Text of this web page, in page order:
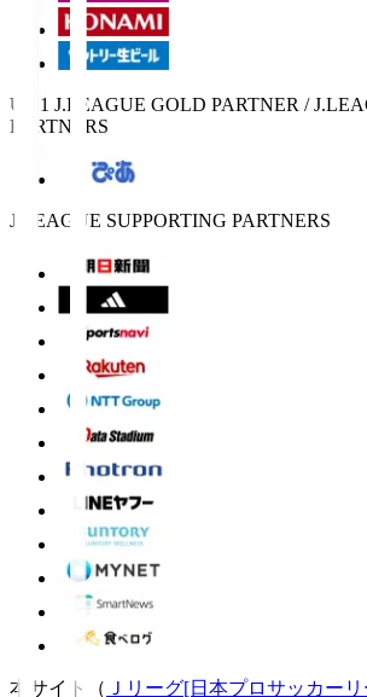
U-21 J.LEAGUE GOLD PARTNER /
PARTNERS
J.LEAGUE SUPPORTING PARTNERS
本サイト（ Ｊリーグ[日本プロサッカー